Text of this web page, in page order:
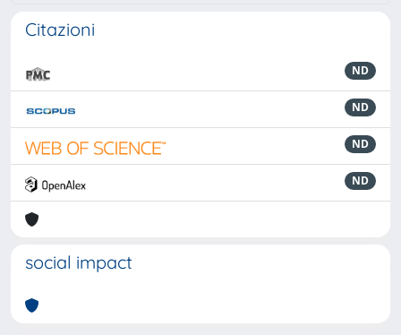
Citazioni
ND
ND
ND
ND
social impact